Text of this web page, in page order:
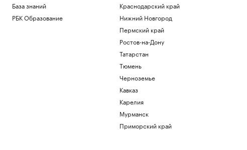
База знаний
РБК Образование
Краснодарский край
Нижний Новгород
Пермский край
Ростов-на-Дону
Татарстан
Тюмень
Черноземье
Кавказ
Карелия
Мурманск
Приморский край